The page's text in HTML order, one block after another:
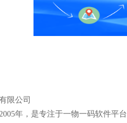
限公司
年，是专注于一物一码软件平